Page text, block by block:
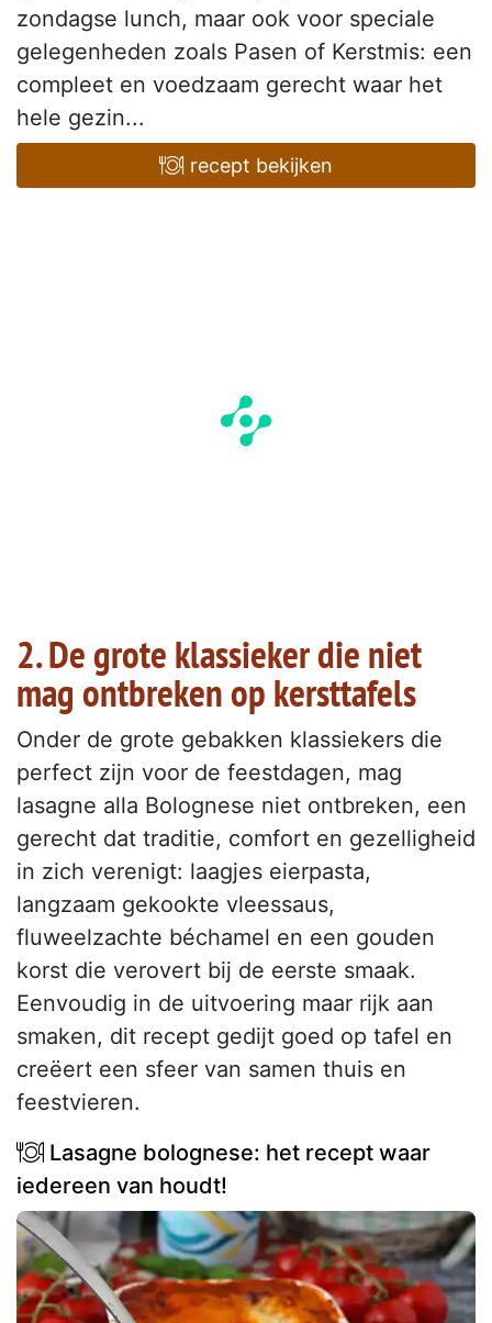
zondagse lunch, maar ook voor speciale
gelegenheden zoals Pasen of Kerstmis: een
compleet en voedzaam gerecht waar het
hele gezin...
recept bekijken
2. De grote klassieker die niet
mag ontbreken op kersttafels
Onder de grote gebakken klassiekers die
perfect zijn voor de feestdagen, mag
lasagne alla Bolognese niet ontbreken, een
gerecht dat traditie, comfort en gezelligheid
in zich verenigt: laagjes eierpasta,
langzaam gekookte vleessaus,
fluweelzachte béchamel en een gouden
korst die verovert bij de eerste smaak.
Eenvoudig in de uitvoering maar rijk aan
smaken, dit recept gedijt goed op tafel en
creëert een sfeer van samen thuis en
feestvieren.
Lasagne bolognese: het recept waar
iedereen van houdt!